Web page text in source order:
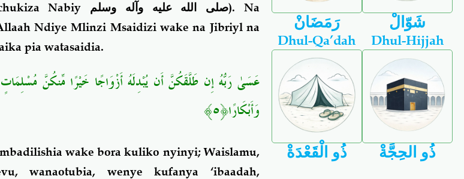
Nabiy صلى الله عليه وآله وسلم). Na
Ndiye Mlinzi Msaidizi wake na Jibriyl na
pia watasaidia.
عَسَىٰ رَبُّهُ إِن طَلَّقَكُنَّ أَن يُبْدِلَهُ أَزْوَاجًا خَيْرًا مِّنكُنَّ
وَأَبْكَارًا﴿٥﴾
wake bora kuliko nyinyi; Waislamu,
wanaotubia, wenye kufanya ‘ibaadah,
رَمَضَانْ شَوّالْ
Dhul-Qa’dah
ذُو الْقَعْدَةْ
Dhul-Hijjah
ذُو الحِجَّةْ